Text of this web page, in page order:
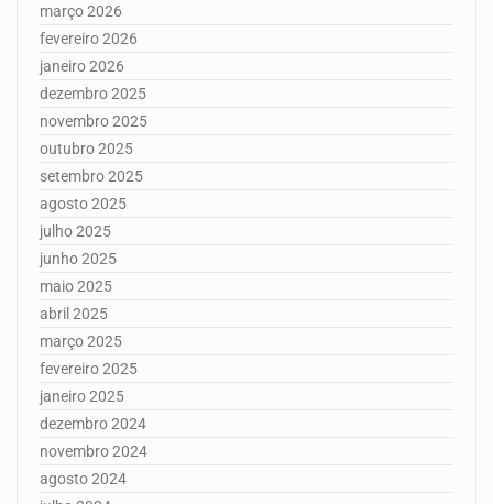
março 2026
fevereiro 2026
janeiro 2026
dezembro 2025
novembro 2025
outubro 2025
setembro 2025
agosto 2025
julho 2025
junho 2025
maio 2025
abril 2025
março 2025
fevereiro 2025
janeiro 2025
dezembro 2024
novembro 2024
agosto 2024